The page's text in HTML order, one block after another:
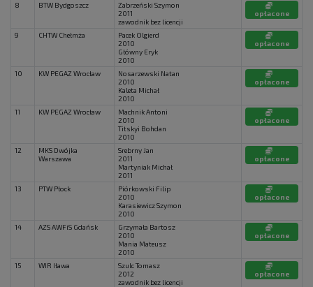
8 BTW Bydgoszcz
Zabrzeński Szymon
2011
zawodnik bez licencji
opłacone
9 CHTW Chełmża
Pacek Olgierd
2010
Główny Eryk
2010
opłacone
10 KW PEGAZ Wrocław
Nosarzewski Natan
2010
Kaleta Michał
2010
opłacone
11 KW PEGAZ Wrocław
Machnik Antoni
2010
Titskyi Bohdan
2010
opłacone
12
MKS Dwójka
Warszawa
Srebrny Jan
2011
Martyniak Michał
2011
opłacone
13 PTW Płock
Piórkowski Filip
2010
Karasiewicz Szymon
2010
opłacone
14 AZS AWFiS Gdańsk
Grzymała Bartosz
2010
Mania Mateusz
2010
opłacone
15 WIR Iława
Szulc Tomasz
2012
zawodnik bez licencji
opłacone